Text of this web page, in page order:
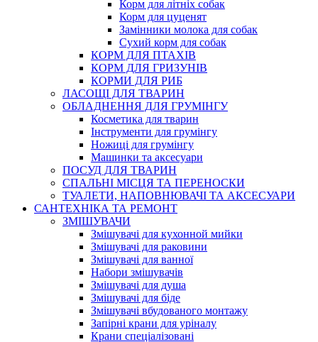
Корм для літніх собак
Корм для цуценят
Замінники молока для собак
Сухий корм для собак
КОРМ ДЛЯ ПТАХІВ
КОРМ ДЛЯ ГРИЗУНІВ
КОРМИ ДЛЯ РИБ
ЛАСОЩІ ДЛЯ ТВАРИН
ОБЛАДНЕННЯ ДЛЯ ГРУМІНГУ
Косметика для тварин
Інструменти для грумінгу
Ножиці для грумінгу
Машинки та аксесуари
ПОСУД ДЛЯ ТВАРИН
СПАЛЬНІ МІСЦЯ ТА ПЕРЕНОСКИ
ТУАЛЕТИ, НАПОВНЮВАЧІ ТА АКСЕСУАРИ
САНТЕХНІКА ТА РЕМОНТ
ЗМІШУВАЧИ
Змішувачі для кухонной мийки
Змішувачі для раковини
Змішувачі для ванної
Набори змішувачів
Змішувачі для душа
Змішувачі для біде
Змішувачі вбудованого монтажу
Запірні крани для уріналу
Крани спеціалізовані